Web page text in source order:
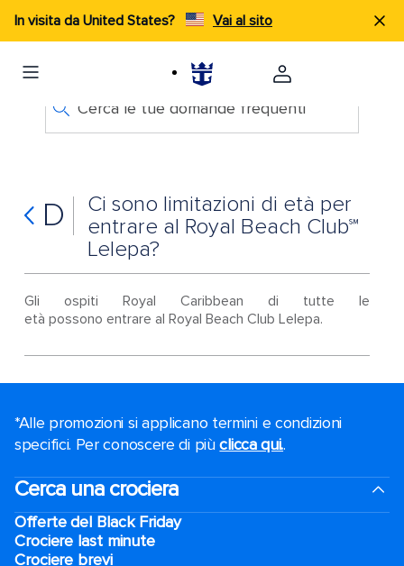
In visita da United States? Vai al sito
Cerca le tue domande frequenti
D
Ci sono limitazioni di età per
entrare al Royal Beach Club℠
Lelepa?
Gli ospiti Royal Caribbean di tutte le
età possono entrare al Royal Beach Club Lelepa.
*Alle promozioni si applicano termini e condizioni
specifici. Per conoscere di piùclicca qui..
Cerca una crociera
Offerte del Black Friday
Crociere last minute
Crociere brevi​